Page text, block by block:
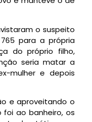
o suspeito
para a própria
do próprio filho,
seria matar a
mulher e depois
e aproveitando o
ao banheiro, os